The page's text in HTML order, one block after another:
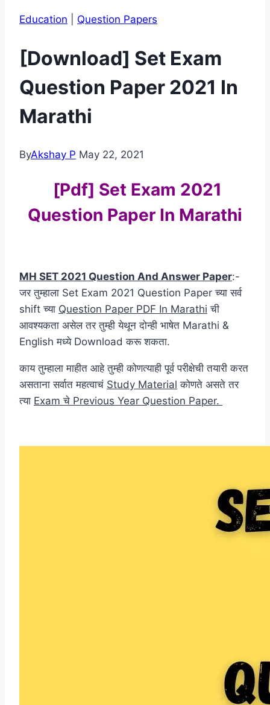
Education Question Papers
[Download] Set Exam
Question Paper 2021 In
Marathi
ByAkshay P May 22, 2021
[Pdf] Set Exam 2021
Question Paper In Marathi
MH SET 2021 Question And Answer Paper:-
जर तुम्हाला Set Exam 2021 Question Paper च्या सर्व
shift च्या Question Paper PDF In Marathi ची
आवश्यकता असेल तर तुम्ही येथून दोन्ही भाषेत Marathi &
English मध्ये Download करू शकता.
काय तुम्हाला माहीत आहे तुम्ही कोणत्याही पूर्व परीक्षेची तयारी करत
असताना सर्वात महत्वाचं Study Material कोणते असते तर
त्या Exam चे Previous Year Question Paper.